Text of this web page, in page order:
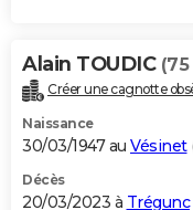
Alain TOUDIC (75
Créer une cagnotte
Naissance
30/03/1947 au Vésinet
Décès
20/03/2023 à Trégunc